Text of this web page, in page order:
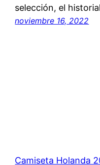
selección, el
noviembre 16, 2022
Camiseta Holanda